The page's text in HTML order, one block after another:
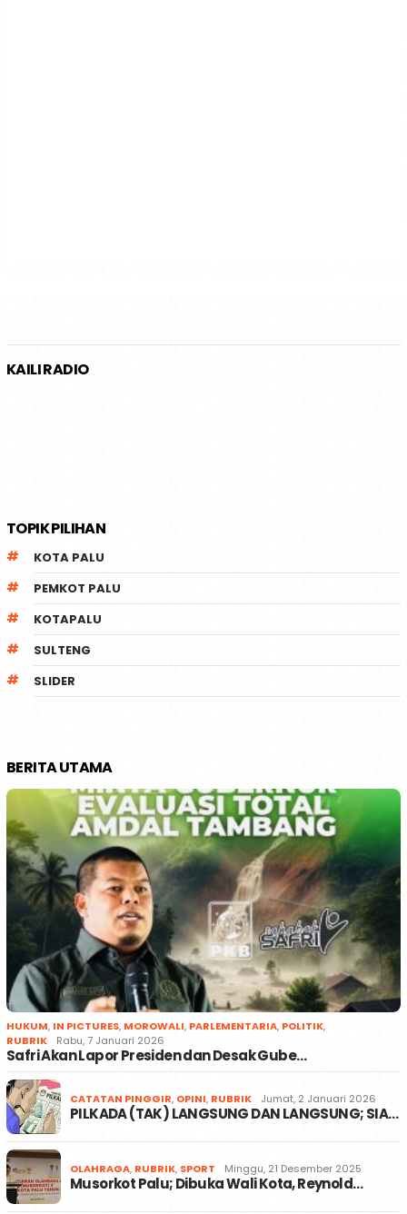
KAILI RADIO
TOPIK PILIHAN
KOTA PALU
PEMKOT PALU
KOTAPALU
SULTENG
SLIDER
BERITA UTAMA
HUKUM, IN PICTURES, MOROWALI, PARLEMENTARIA, POLITIK,
RUBRIK
Rabu, 7 Januari 2026
Safri Akan Lapor Presiden dan Desak Gube…
CATATAN PINGGIR, OPINI, RUBRIK Jumat, 2 Januari 2026
PILKADA (TAK) LANGSUNG DAN LANGSUNG; SIA…
OLAHRAGA, RUBRIK, SPORT Minggu, 21 Desember 2025
Musorkot Palu; Dibuka Wali Kota, Reynold…